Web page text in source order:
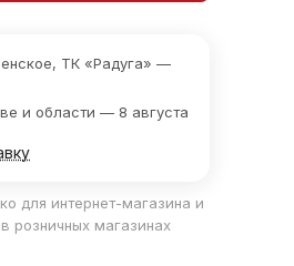
ТК «Радуга» —
и области — 8 августа
для интернет-магазина и
розничных магазинах